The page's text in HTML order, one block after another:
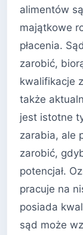
alimentów
majątkowe
płacenia.
zarobić,
kwalifikacje
także
jest istotne
zarabia, ale
zarobić,
potencjał.
pracuje na
posiada
sąd może